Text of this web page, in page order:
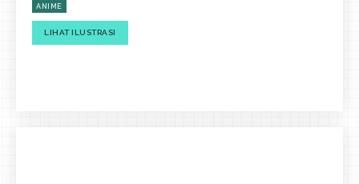
ANIME
LIHAT ILUSTRASI